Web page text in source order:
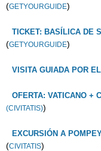
(GETYOURGUIDE)
TICKET: BASÍLICA DE
(GETYOURGUIDE)
VISITA GUIADA POR
OFERTA: VATICANO +
(CIVITATIS))
EXCURSIÓN A
(CIVITATIS)